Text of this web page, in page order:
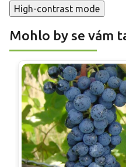
High-contrast mode
Mohlo by se vám